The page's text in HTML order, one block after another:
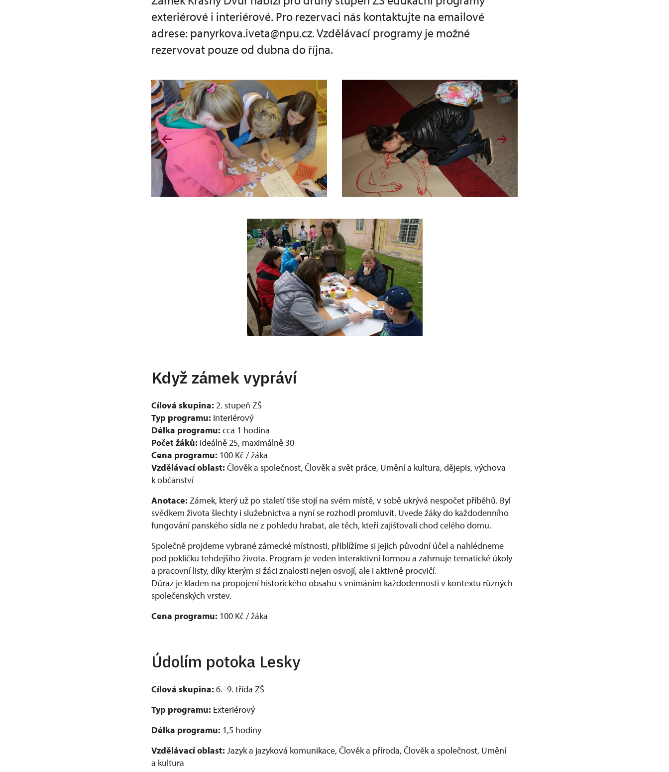
exteriérové i interiérové. Pro rezervaci nás kontaktujte na emailové
adrese: panyrkova.iveta@npu.cz. Vzdělávací programy je možné
rezervovat pouze od dubna do října.
Když zámek vypráví
Cílová skupina: 2. stupeň ZŠ
Typ programu: Interiérový
Délka programu: cca 1 hodina
Počet žáků: Ideálně 25, maximálně 30
Cena programu: 100 Kč / žáka
Vzdělávací oblast: Člověk a společnost, Člověk a svět práce, Umění a kultura, dějepis, výchova
k občanství
Anotace: Zámek, který už po staletí tiše stojí na svém místě, v sobě ukrývá nespočet příběhů. Byl
svědkem života šlechty i služebnictva a nyní se rozhodl promluvit. Uvede žáky do každodenního
fungování panského sídla ne z pohledu hrabat, ale těch, kteří zajišťovali chod celého domu.
Společně projdeme vybrané zámecké místnosti, přiblížíme si jejich původní účel a nahlédneme
pod pokličku tehdejšího života. Program je veden interaktivní formou a zahrnuje tematické úkoly
a pracovní listy, díky kterým si žáci znalosti nejen osvojí, ale i aktivně procvičí.
Důraz je kladen na propojení historického obsahu s vnímáním každodennosti v kontextu různých
společenských vrstev.
Cena programu: 100 Kč / žáka
Údolím potoka Lesky
Cílová skupina: 6.–9. třída ZŠ
Typ programu: Exteriérový
Délka programu: 1,5 hodiny
Vzdělávací oblast: Jazyk a jazyková komunikace, Člověk a příroda, Člověk a společnost, Umění
a kultura